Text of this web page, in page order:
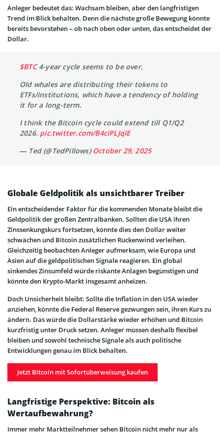
Anleger bedeutet das: Wachsam bleiben, aber den langfristigen
Trend im Blick behalten. Denn die nächste große Bewegung könnte
bereits bevorstehen – ob nach oben oder unten, das entscheidet der
Dollar.
$BTC4-year cycle seems to be over.
Old whales are distributing their tokens to
ETFs/institutions, which have a tendency of holding
it for a long-term.
I think the Bitcoin cycle could extend till Q1/Q2
2026. pic.twitter.com/B4ciPLJqlE
— Ted (@TedPillows)October 29, 2025
Globale Geldpolitik als unsichtbarer Treiber
Ein entscheidender Faktor für die kommenden Monate bleibt die
Geldpolitik der großen Zentralbanken. Sollten die USA ihren
Zinssenkungskurs fortsetzen, könnte dies den Dollar weiter
schwächen und Bitcoin zusätzlichen Rückenwind verleihen.
Gleichzeitig beobachten Anleger aufmerksam, wie Europa und
Asien auf die geldpolitischen Signale reagieren. Ein global
sinkendes Zinsumfeld würde riskante Anlagen begünstigen und
könnte den Krypto-Markt insgesamt anheizen.
Doch Unsicherheit bleibt: Sollte die Inflation in den USA wieder
anziehen, könnte die Federal Reserve gezwungen sein, ihren Kurs zu
ändern. Das würde die Dollarstärke wieder erhöhen und Bitcoin
kurzfristig unter Druck setzen. Anleger müssen deshalb flexibel
bleiben und sowohl technische Signale als auch politische
Entwicklungen genau im Blick behalten.
Jetzt Bitcoin mit Sofortüberweisung kaufen
Langfristige Perspektive: Bitcoin als
Wertaufbewahrung?
Immer mehr Marktteilnehmer sehen Bitcoin nicht mehr nur als